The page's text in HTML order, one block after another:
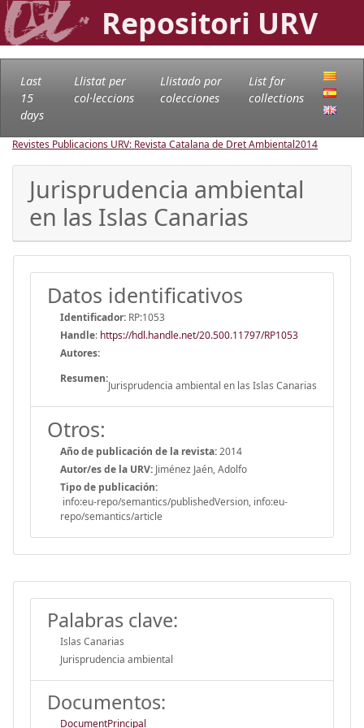
Repositori URV
Last
15
days
Llistat per
col·leccions
Llistado por
colecciones
List for
collections
Revistes Publicacions URV: Revista Catalana de Dret Ambiental2014
Jurisprudencia ambiental
en las Islas Canarias
Datos identificativos
Identificador: RP:1053
Handle: https://hdl.handle.net/20.500.11797/RP1053
Autores:
Resumen:
Jurisprudencia ambiental en las Islas Canarias
Otros:
Año de publicación de la revista:2014
Autor/es de la URV: Jiménez Jaén, Adolfo
Tipo de publicación:
info:eu-repo/semantics/publishedVersion, info:eu-
repo/semantics/article
Palabras clave:
Islas Canarias
Jurisprudencia ambiental
Documentos:
DocumentPrincipal